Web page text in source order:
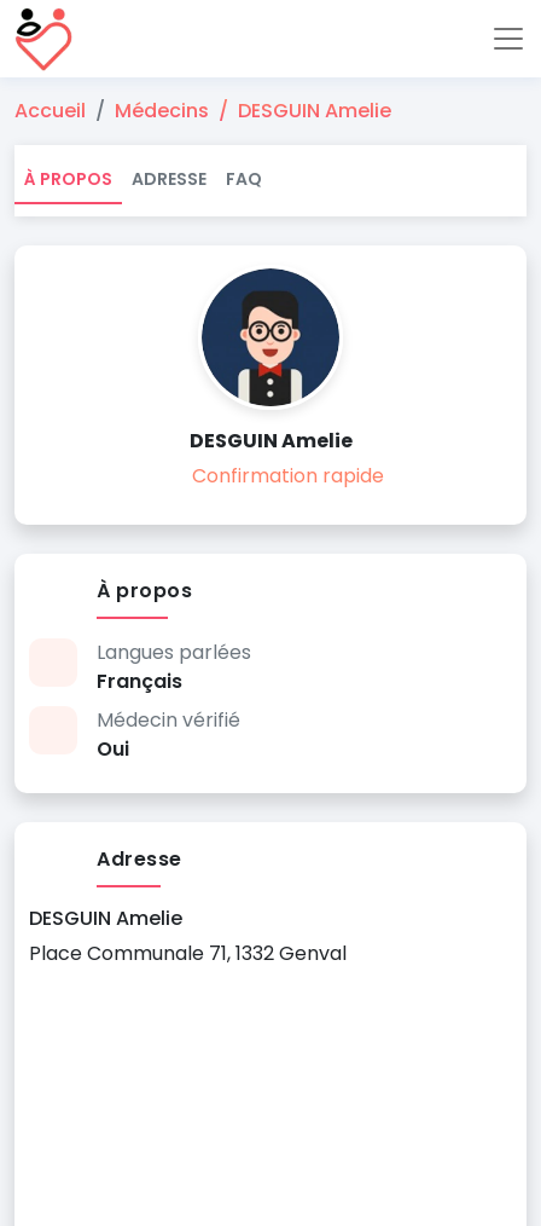
Accueil Médecins DESGUIN Amelie
À PROPOS ADRESSE FAQ
DESGUIN Amelie
Confirmation rapide
À propos
Langues parlées
Français
Médecin vérifié
Oui
Adresse
DESGUIN Amelie
Place Communale 71, 1332 Genval